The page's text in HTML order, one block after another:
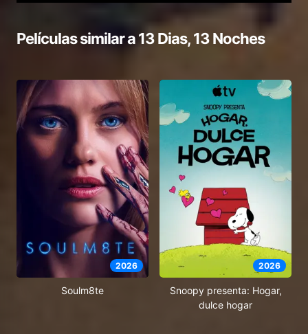
Películas similar a13 Dias, 13 Noches
2026
Soulm8te
2026
Snoopy presenta: Hogar,
dulce hogar